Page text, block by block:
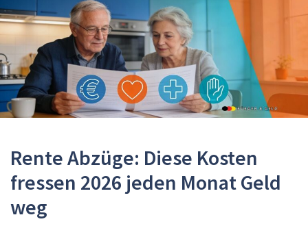
Rente Abzüge: Diese Kosten
fressen 2026 jeden Monat Geld
weg